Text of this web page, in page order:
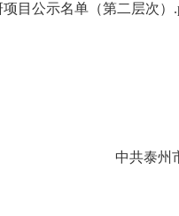
目公示名单（第二层次）
中共泰州